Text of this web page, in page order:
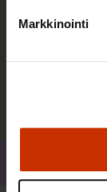
Markkinointi
Toimin